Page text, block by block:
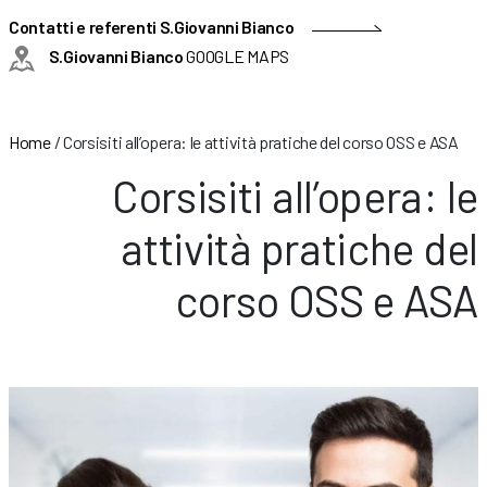
Contatti e referenti S.Giovanni Bianco
S.Giovanni BiancoGOOGLE MAPS
Home/Corsisiti all’opera: le attività pratiche del corso OSS e ASA
Corsisiti all’opera: le
attività pratiche del
corso OSS e ASA